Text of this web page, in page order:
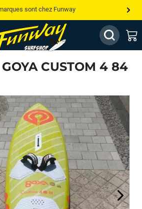
sont chez Funway
sur le windsurf, wingfoil, etc...
— Moins cher ailleurs ? On s’aligne !
pro ? Appelle nous !CUSTOM 4 84